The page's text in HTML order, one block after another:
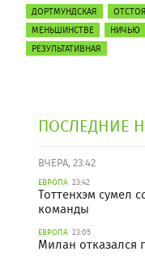
ДОРТМУНДСКАЯ
МЕНЬШИНСТВЕ
НИЧЬЮ
РЕЗУЛЬТАТИВНАЯ
ПОСЛЕДНИЕ
ВЧЕРА, 23:42
ЕВРОПА 23:42
Тоттенхэм сумел
команды
ЕВРОПА 23:05
Милан отказался